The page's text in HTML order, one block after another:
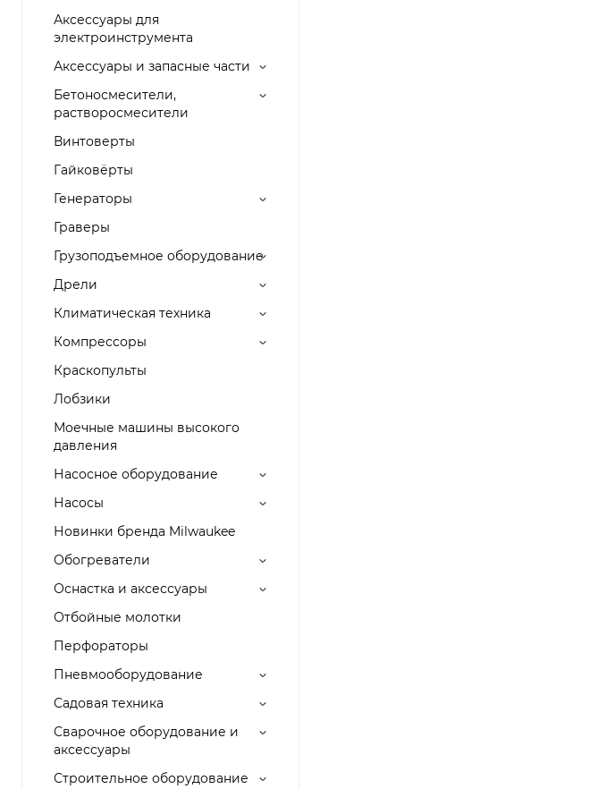
Аксессуары для
электроинструмента
Аксессуары и запасные части
Бетоносмесители,
растворосмесители
Винтоверты
Гайковёрты
Генераторы
Граверы
Грузоподъемное оборудование
Дрели
Климатическая техника
Компрессоры
Краскопульты
Лобзики
Моечные машины высокого
давления
Насосное оборудование
Насосы
Новинки бренда Milwaukee
Обогреватели
Оснастка и аксессуары
Отбойные молотки
Перфораторы
Пневмооборудование
Садовая техника
Сварочное оборудование и
аксессуары
Строительное оборудование